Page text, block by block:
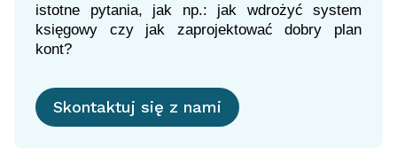
istotne pytania, jak np.: jak wdrożyć system
księgowy czy jak zaprojektować dobry plan
kont?
Skontaktuj się z nami